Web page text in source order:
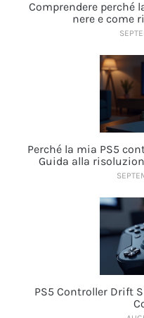
Comprendere perché
nere e come
Perché la mia PS5
Guida alla
PS5 Controller Drift